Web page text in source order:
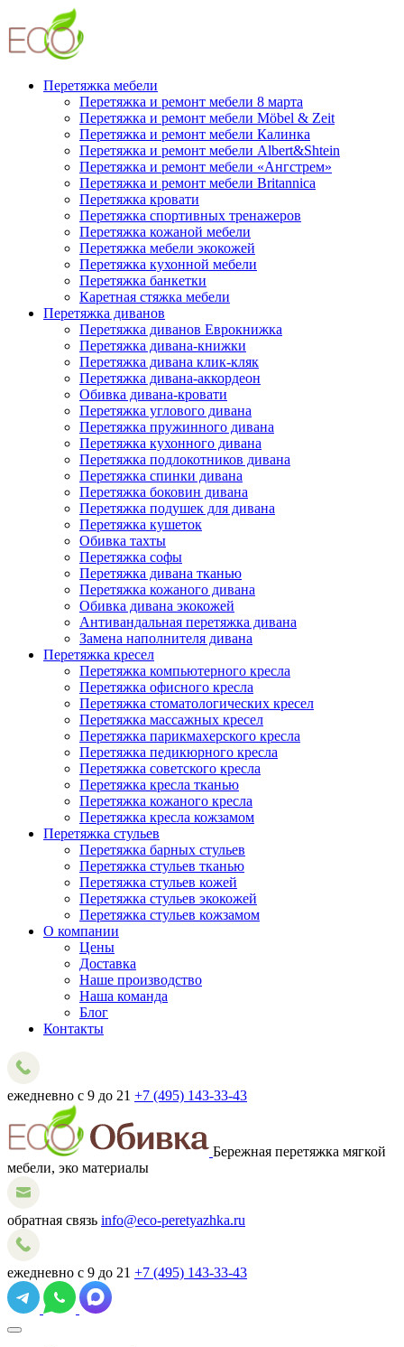
Перетяжка мебели
Перетяжка и ремонт мебели 8 марта
Перетяжка и ремонт мебели Möbel & Zeit
Перетяжка и ремонт мебели Калинка
Перетяжка и ремонт мебели Albert&Shtein
Перетяжка и ремонт мебели «Ангстрем»
Перетяжка и ремонт мебели Britannica
Перетяжка кровати
Перетяжка спортивных тренажеров
Перетяжка кожаной мебели
Перетяжка мебели экокожей
Перетяжка кухонной мебели
Перетяжка банкетки
Каретная стяжка мебели
Перетяжка диванов
Перетяжка диванов Еврокнижка
Перетяжка дивана-книжки
Перетяжка дивана клик-кляк
Перетяжка дивана-аккордеон
Обивка дивана-кровати
Перетяжка углового дивана
Перетяжка пружинного дивана
Перетяжка кухонного дивана
Перетяжка подлокотников дивана
Перетяжка спинки дивана
Перетяжка боковин дивана
Перетяжка подушек для дивана
Перетяжка кушеток
Обивка тахты
Перетяжка софы
Перетяжка дивана тканью
Перетяжка кожаного дивана
Обивка дивана экокожей
Антивандальная перетяжка дивана
Замена наполнителя дивана
Перетяжка кресел
Перетяжка компьютерного кресла
Перетяжка офисного кресла
Перетяжка стоматологических кресел
Перетяжка массажных кресел
Перетяжка парикмахерского кресла
Перетяжка педикюрного кресла
Перетяжка советского кресла
Перетяжка кресла тканью
Перетяжка кожаного кресла
Перетяжка кресла кожзамом
Перетяжка стульев
Перетяжка барных стульев
Перетяжка стульев тканью
Перетяжка стульев кожей
Перетяжка стульев экокожей
Перетяжка стульев кожзамом
О компании
Цены
Доставка
Наше производство
Наша команда
Блог
Контакты
ежедневно с 9 до 21 +7 (495) 143-33-43
Бережная перетяжка мягкой
мебели, эко материалы
обратная связь info@eco-peretyazhka.ru
ежедневно с 9 до 21 +7 (495) 143-33-43